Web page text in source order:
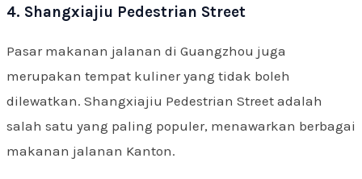
4. Shangxiajiu Pedestrian Street
Pasar makanan jalanan di Guangzhou juga
merupakan tempat kuliner yang tidak boleh
dilewatkan. Shangxiajiu Pedestrian Street adalah
salah satu yang paling populer, menawarkan berbagai
makanan jalanan Kanton.